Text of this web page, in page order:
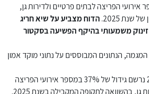
37% במספר אירועי הפריצה לבתים פרטיים ולדירות גן,
שנת 2025.
הדוח מצביע על שיא חריג
משמעותי בהיקף הפשיעה בסקטור
הנתונים המבוססים על נתוני מוקד אמון
– בין ינואר ליוני 2026 נרשם גידול של 37% במספר אירועי הפריצה
גן, בהשוואה לתקופה המקבילה בשנת 2025.